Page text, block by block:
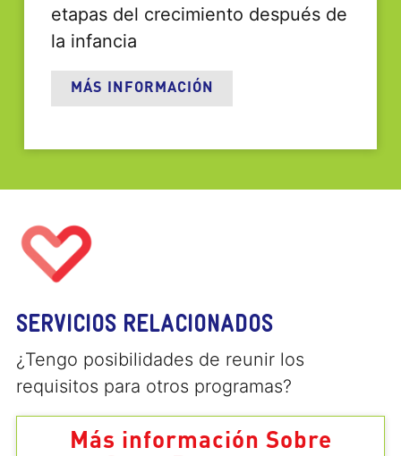
etapas del crecimiento después de
la infancia
MÁS INFORMACIÓN
SERVICIOS RELACIONADOS
¿Tengo posibilidades de reunir los
requisitos para otros programas?
Más información Sobre